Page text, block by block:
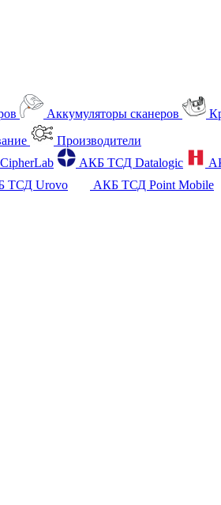
Аккумуляторы сканеров
Производители
АКБ ТСД Datalogic
ТСД Urovo АКБ ТСД Point Mobile